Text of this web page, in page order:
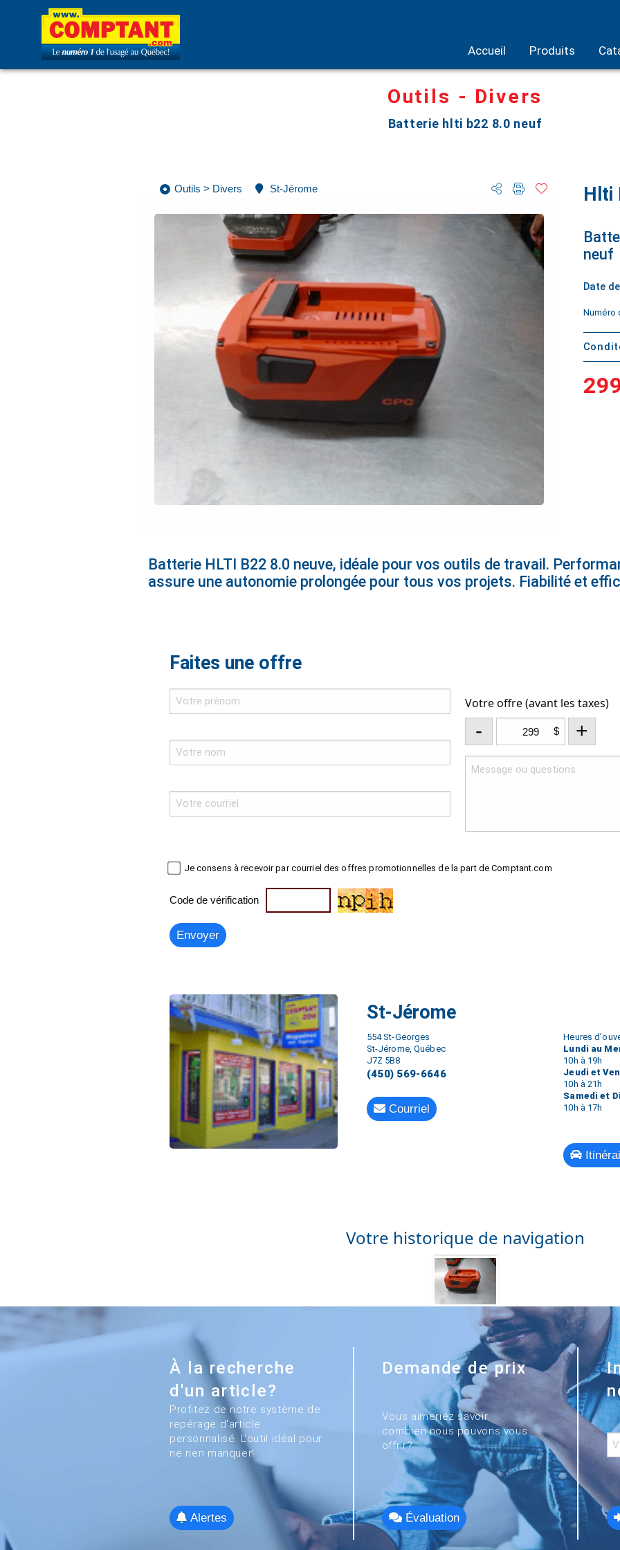
Accueil Produits
Outils - Divers
Batterie hlti b22 8.0 neuf
Outils > Divers St-Jérome Hlti
neuf
Date
Numéro
Batterie HLTI B22 8.0 neuve, idéale pour vos outils de travail.
assure une autonomie prolongée pour tous vos projets. Fiabilité et
Faites une offre
Votre offre (avant les taxes)
- $ +
Je consens à recevoir par courriel des offres promotionnelles de la part de Comptant.com
Code de vérification
St-Jérome
554 St-Georges
St-Jérome, Québec
J7Z 5B8
(450) 569-6646
Courriel
Heures
Lundi au
10h à 19h
Jeudi et
10h à 21h
Samedi et
10h à 17h
Votre historique de navigation
À la recherche
d'un article?
Profitez de notre système de
repérage d'article
personnalisé. L'outil idéal pour
ne rien manquer!
Alertes
Demande de prix
Vous aimeriez savoir
combien nous pouvons vous
offrir?
Évaluation